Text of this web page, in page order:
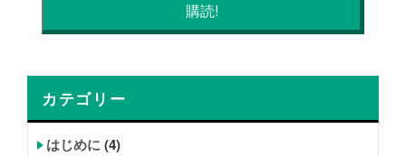
カテゴリー
はじめに(4)